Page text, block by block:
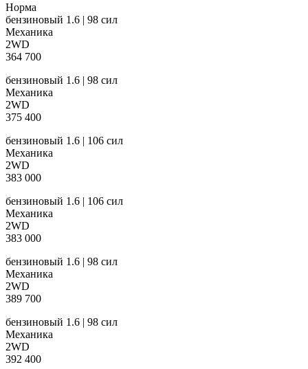
Норма
бензиновый 1.6 | 98 сил
Механика
2WD
364 700
бензиновый 1.6 | 98 сил
Механика
2WD
375 400
бензиновый 1.6 | 106 сил
Механика
2WD
383 000
бензиновый 1.6 | 106 сил
Механика
2WD
383 000
бензиновый 1.6 | 98 сил
Механика
2WD
389 700
бензиновый 1.6 | 98 сил
Механика
2WD
392 400